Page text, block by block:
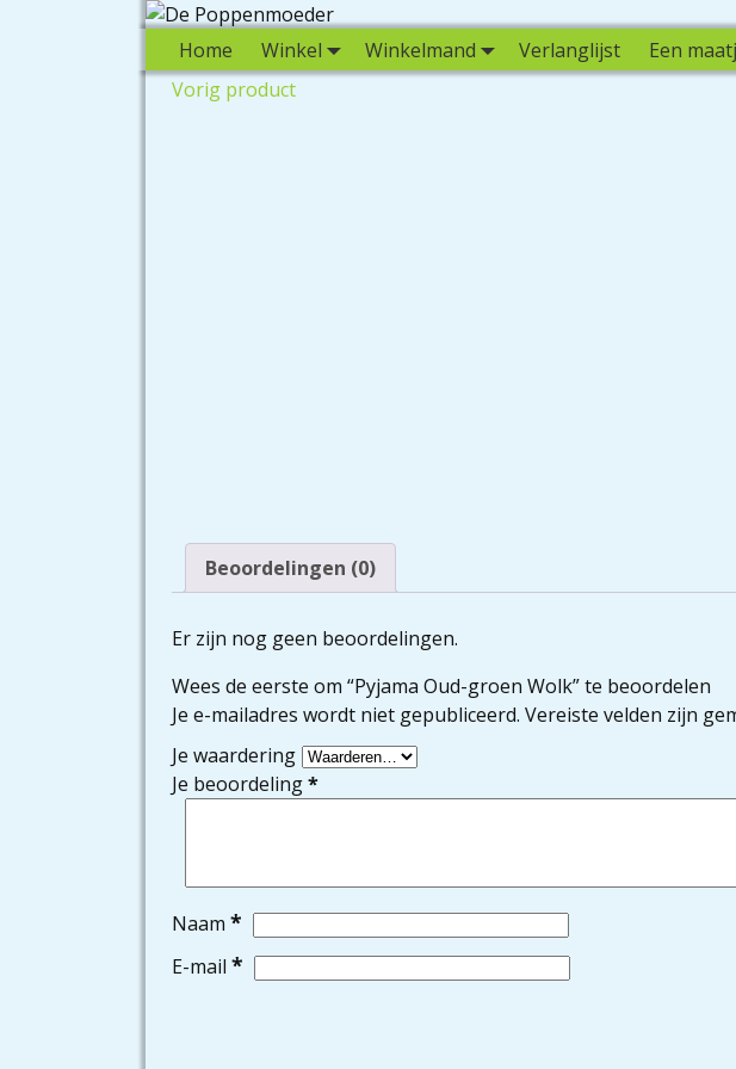
Home Winkel Winkelmand Verlanglijst Een
Vorig product
Beoordelingen (0)
Er zijn nog geen beoordelingen.
Wees de eerste om “Pyjama Oud-groen Wolk” te beoordelen
Je e-mailadres wordt niet gepubliceerd. Vereiste velden zijn
Je waardering
Je beoordeling*
Naam *
E-mail *